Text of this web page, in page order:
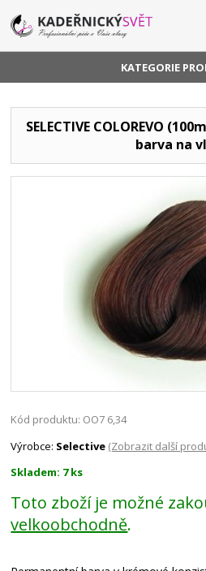
KATEGORIE
SELECTIVE COLOREVO
barva na
Kód produktu: OO7 6,34
Výrobce: Selective (Zobrazit další
Skladem: 7 ks
Toto zboží je možné
velkoobchodně.